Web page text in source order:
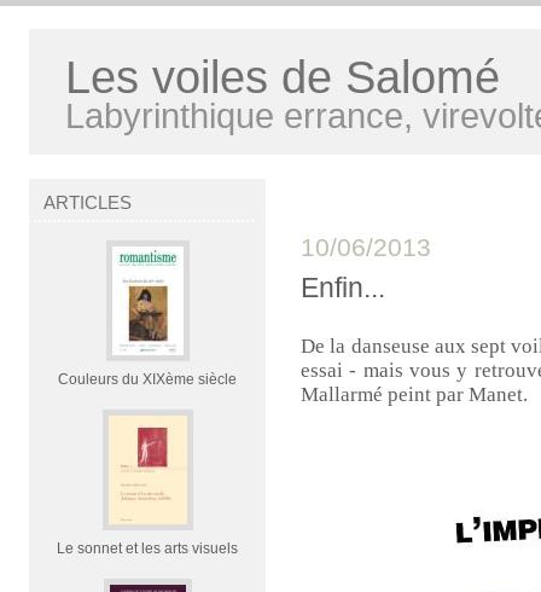
Les voiles de Salomé
Labyrinthique errance,
ARTICLES
Couleurs du XIXème siècle
Le sonnet et les arts visuels
10/06/2013
Enfin...
De la danseuse aux sept
essai - mais vous y
Mallarmé peint par Manet.